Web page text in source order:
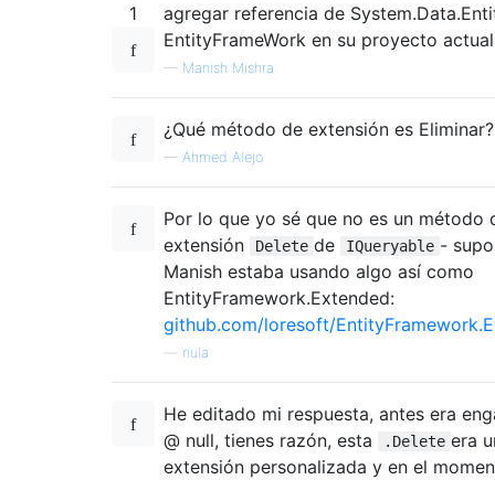
1
agregar referencia de
EntityFrameWork en su proyecto actual
— Manish Mishra
¿Qué método de extensión es Eliminar?
— Ahmed Alejo
Por lo que yo sé que no es un método
extensión
Delete de IQueryable -
Manish estaba usando algo así como
EntityFramework.Extended:
github.com/loresoft/
nula
He editado mi respuesta, antes era
@ null, tienes razón, esta
.Delete era
extensión personalizada y en el